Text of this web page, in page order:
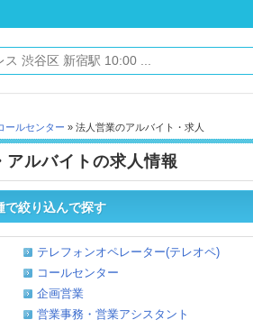
ールセンター » 法人営業のアルバイト・求人
アルバイトの求人情報
で絞り込んで探す
テレフォンオペレーター(テレオペ)
コールセンター
企画営業
営業事務・営業アシスタント